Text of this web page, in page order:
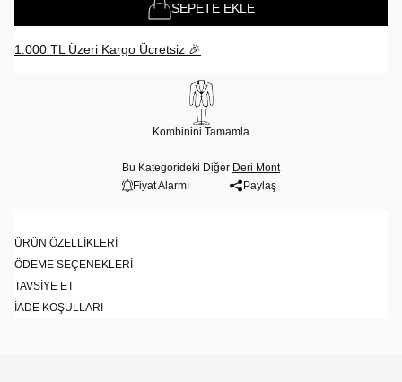
SEPETE EKLE
1.000 TL Üzeri Kargo Ücretsiz 🎉
Kombinini Tamamla
Bu Kategorideki Diğer Deri Mont
Fiyat Alarmı
Paylaş
ÜRÜN ÖZELLIKLERI
ÖDEME SEÇENEKLERI
TAVSIYE ET
İADE KOŞULLARI